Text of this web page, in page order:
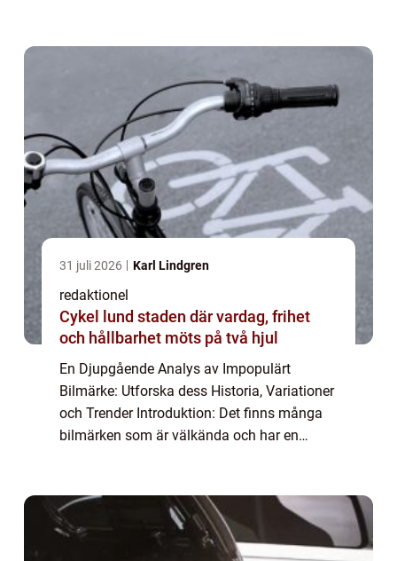
31 juli 2026 Karl Lindgren
redaktionel
Cykel lund staden där vardag, frihet
och hållbarhet möts på två hjul
En Djupgående Analys av Impopulärt
Bilmärke: Utforska dess Historia, Variationer
och Trender Introduktion: Det finns många
bilmärken som är välkända och har en
popul...